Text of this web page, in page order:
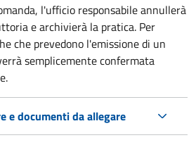
l'ufficio responsabile annullerà
e archivierà la pratica. Per
che prevedono l'emissione di un
semplicemente confermata
e documenti da allegare